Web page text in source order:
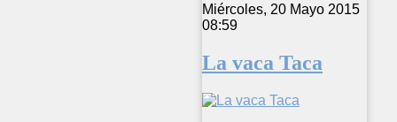
Miércoles, 20 Mayo 2015
08:59
La vaca Taca